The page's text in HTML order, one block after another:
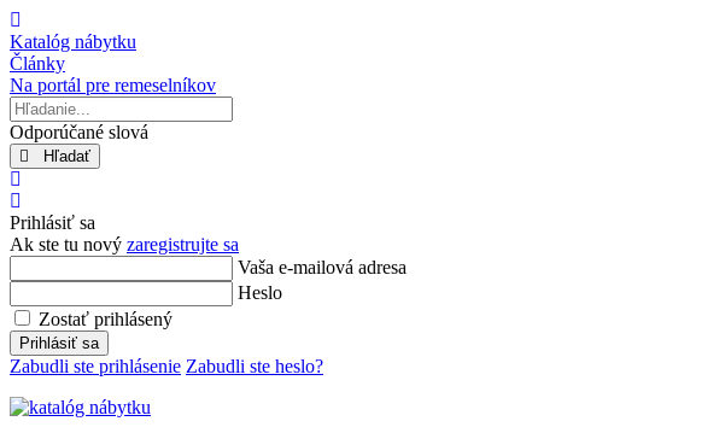
Katalóg nábytku
Články
Na portál pre remeselníkov
Hľadanie...
Odporúčané slová
Hľadať
sa
Prihlásiť sa
Ak ste tu nový zaregistrujte sa
Vaša e-mailová adresa
Heslo
Zostať prihlásený
Prihlásiť sa
Zabudli ste prihlásenie Zabudli ste heslo?